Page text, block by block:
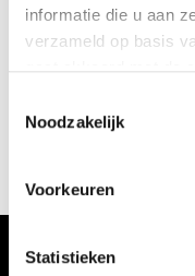
informatie die u aan
verzameld op basis
Noodzakelijk
Voorkeuren
Statistieken
Objecten uit de
In het kader van 75
Holland dit voorjaar
thema. Van een nep-bril
staat het verzet centraal.